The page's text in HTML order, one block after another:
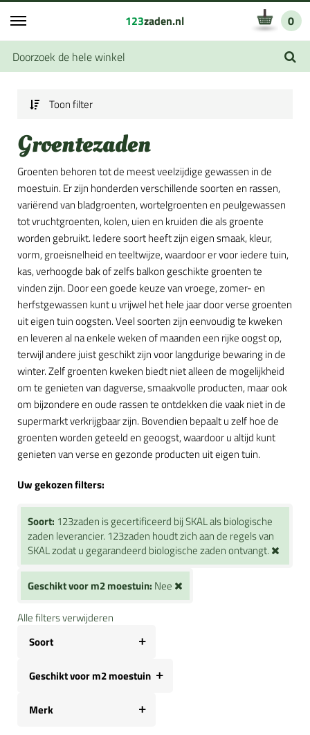
123zaden.nl 0
Toon filter
Groentezaden
Groenten behoren tot de meest veelzijdige gewassen in de
moestuin. Er zijn honderden verschillende soorten en rassen,
variërend van bladgroenten, wortelgroenten en peulgewassen
tot vruchtgroenten, kolen, uien en kruiden die als groente
worden gebruikt. Iedere soort heeft zijn eigen smaak, kleur,
vorm, groeisnelheid en teeltwijze, waardoor er voor iedere tuin,
kas, verhoogde bak of zelfs balkon geschikte groenten te
vinden zijn. Door een goede keuze van vroege, zomer- en
herfstgewassen kunt u vrijwel het hele jaar door verse groenten
uit eigen tuin oogsten. Veel soorten zijn eenvoudig te kweken
en leveren al na enkele weken of maanden een rijke oogst op,
terwijl andere juist geschikt zijn voor langdurige bewaring in de
winter. Zelf groenten kweken biedt niet alleen de mogelijkheid
om te genieten van dagverse, smaakvolle producten, maar ook
om bijzondere en oude rassen te ontdekken die vaak niet in de
supermarkt verkrijgbaar zijn. Bovendien bepaalt u zelf hoe de
groenten worden geteeld en geoogst, waardoor u altijd kunt
genieten van verse en gezonde producten uit eigen tuin.
Uw gekozen filters:
Soort: 123zaden is gecertificeerd bij SKAL als biologische
zaden leverancier. 123zaden houdt zich aan de regels van
SKAL zodat u gegarandeerd biologische zaden ontvangt.
Geschikt voor m2 moestuin: Nee
Alle filters verwijderen
Soort
Geschikt voor m2 moestuin
Merk